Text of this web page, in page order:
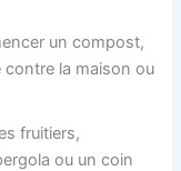
un compost,
contre la maison ou
fruitiers,
ou un coin